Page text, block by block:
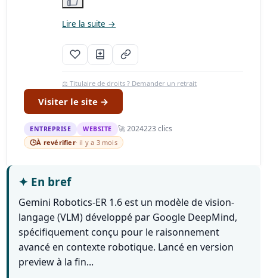
Lire la suite →
⚖️ Titulaire de droits ? Demander un retrait
Visiter le site →
ENTREPRISE WEBSITE 🚀 2024223 clics
🕒À revérifier· il y a 3 mois
✦ En bref
Gemini Robotics-ER 1.6 est un modèle de vision-
langage (VLM) développé par Google DeepMind,
spécifiquement conçu pour le raisonnement
avancé en contexte robotique. Lancé en version
preview à la fin...